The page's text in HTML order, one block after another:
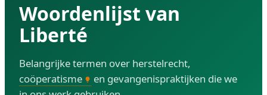
Woordenlijst van
Liberté
Belangrijke termen over herstelrecht,
coöperatisme
en gevangenispraktijken die we